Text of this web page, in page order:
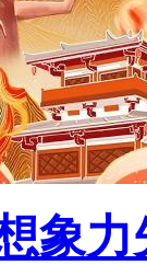
象力